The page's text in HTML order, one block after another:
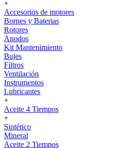
+
Accesorios de motores
Bornes y Baterias
Rotores
Anodos
Kit Mantenimiento
Bujes
Filtros
Ventilación
Instrumentos
Lubricantes
+
Aceite 4 Tiempos
+
Sintético
Mineral
Aceite 2 Tiempos